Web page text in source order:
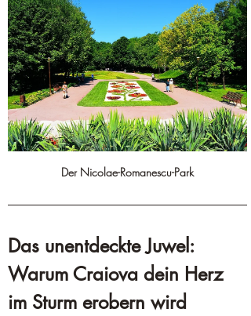
Der Nicolae-Romanescu-Park
Das unentdeckte Juwel:
Warum Craiova dein Herz
im Sturm erobern wird